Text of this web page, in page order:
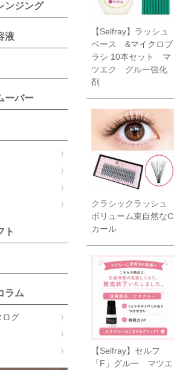
ンジング
液
ーバー
ト
ラム
ログ
【Selfray】ラッシュ
ベース &マイクロブ
ラシ 10本セット マ
ツエク グルー強化
剤
クラシックラッシュ
ボリューム束自然なC
カール
【Selfray】セルフ
「F」グルー マツエ